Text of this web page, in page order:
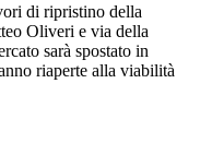
di ripristino della
Oliveri e via della
sarà spostato in
riaperte alla viabilità